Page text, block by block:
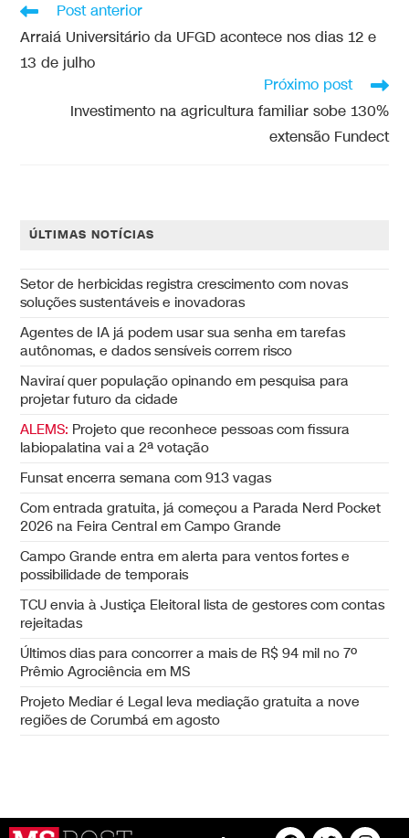
Post anterior
Arraiá Universitário da UFGD acontece nos dias 12 e
13 de julho
Próximo post
Investimento na agricultura familiar sobe 130%
extensão Fundect
ÚLTIMAS NOTÍCIAS
Setor de herbicidas registra crescimento com novas
soluções sustentáveis e inovadoras
Agentes de IA já podem usar sua senha em tarefas
autônomas, e dados sensíveis correm risco
Naviraí quer população opinando em pesquisa para
projetar futuro da cidade
ALEMS: Projeto que reconhece pessoas com fissura
labiopalatina vai a 2ª votação
Funsat encerra semana com 913 vagas
Com entrada gratuita, já começou a Parada Nerd Pocket
2026 na Feira Central em Campo Grande
Campo Grande entra em alerta para ventos fortes e
possibilidade de temporais
TCU envia à Justiça Eleitoral lista de gestores com contas
rejeitadas
Últimos dias para concorrer a mais de R$ 94 mil no 7º
Prêmio Agrociência em MS
Projeto Mediar é Legal leva mediação gratuita a nove
regiões de Corumbá em agosto